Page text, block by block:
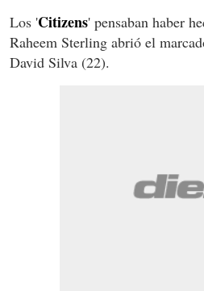
Los 'Citizens' pensaban haber
Raheem Sterling abrió el
David Silva (22).